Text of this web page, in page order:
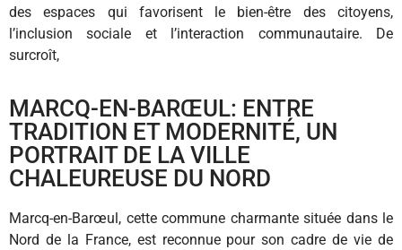
des espaces qui favorisent le bien-être des citoyens,
l’inclusion sociale et l’interaction communautaire. De
surcroît,
MARCQ-EN-BARŒUL: ENTRE
TRADITION ET MODERNITÉ, UN
PORTRAIT DE LA VILLE
CHALEUREUSE DU NORD
Marcq-en-Barœul, cette commune charmante située dans le
Nord de la France, est reconnue pour son cadre de vie de